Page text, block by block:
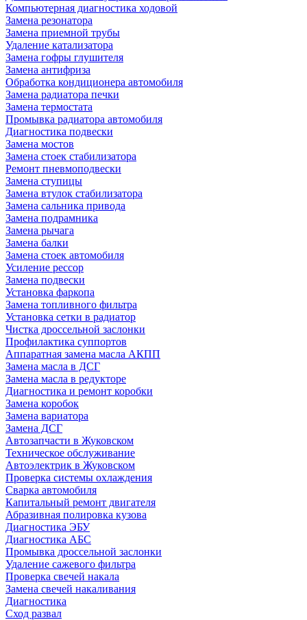
Компьютерная диагностика ходовой
Замена резонатора
Замена приемной трубы
Удаление катализатора
Замена гофры глушителя
Замена антифриза
Обработка кондиционера автомобиля
Замена радиатора печки
Замена термостата
Промывка радиатора автомобиля
Диагностика подвески
Замена мостов
Замена стоек стабилизатора
Ремонт пневмоподвески
Замена ступицы
Замена втулок стабилизатора
Замена сальника привода
Замена подрамника
Замена рычага
Замена балки
Замена стоек автомобиля
Усиление рессор
Замена подвески
Установка фаркопа
Замена топливного фильтра
Установка сетки в радиатор
Чистка дроссельной заслонки
Профилактика суппортов
Аппаратная замена масла АКПП
Замена масла в ДСГ
Замена масла в редукторе
Диагностика и ремонт коробки
Замена коробок
Замена вариатора
Замена ДСГ
Автозапчасти в Жуковском
Техническое обслуживание
Автоэлектрик в Жуковском
Проверка системы охлаждения
Сварка автомобиля
Капитальный ремонт двигателя
Абразивная полировка кузова
Диагностика ЭБУ
Диагностика АБС
Промывка дроссельной заслонки
Удаление сажевого фильтра
Проверка свечей накала
Замена свечей накаливания
Диагностика
Сход развал